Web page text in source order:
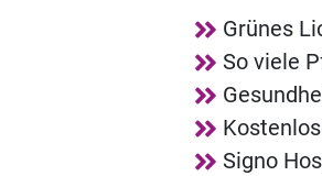
Grünes
So viele
Signo